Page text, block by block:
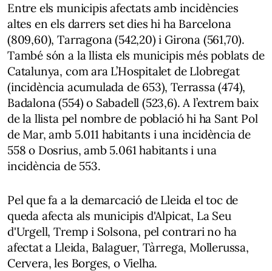
Entre els municipis afectats amb incidències
altes en els darrers set dies hi ha Barcelona
(809,60), Tarragona (542,20) i Girona (561,70).
També són a la llista els municipis més poblats de
Catalunya, com ara L’Hospitalet de Llobregat
(incidència acumulada de 653), Terrassa (474),
Badalona (554) o Sabadell (523,6). A l’extrem baix
de la llista pel nombre de població hi ha Sant Pol
de Mar, amb 5.011 habitants i una incidència de
558 o Dosrius, amb 5.061 habitants i una
incidència de 553.
Pel que fa a la demarcació de Lleida el toc de
queda afecta als municipis d'Alpicat, La Seu
d'Urgell, Tremp i Solsona, pel contrari no ha
afectat a Lleida, Balaguer, Tàrrega, Mollerussa,
Cervera, les Borges, o Vielha.